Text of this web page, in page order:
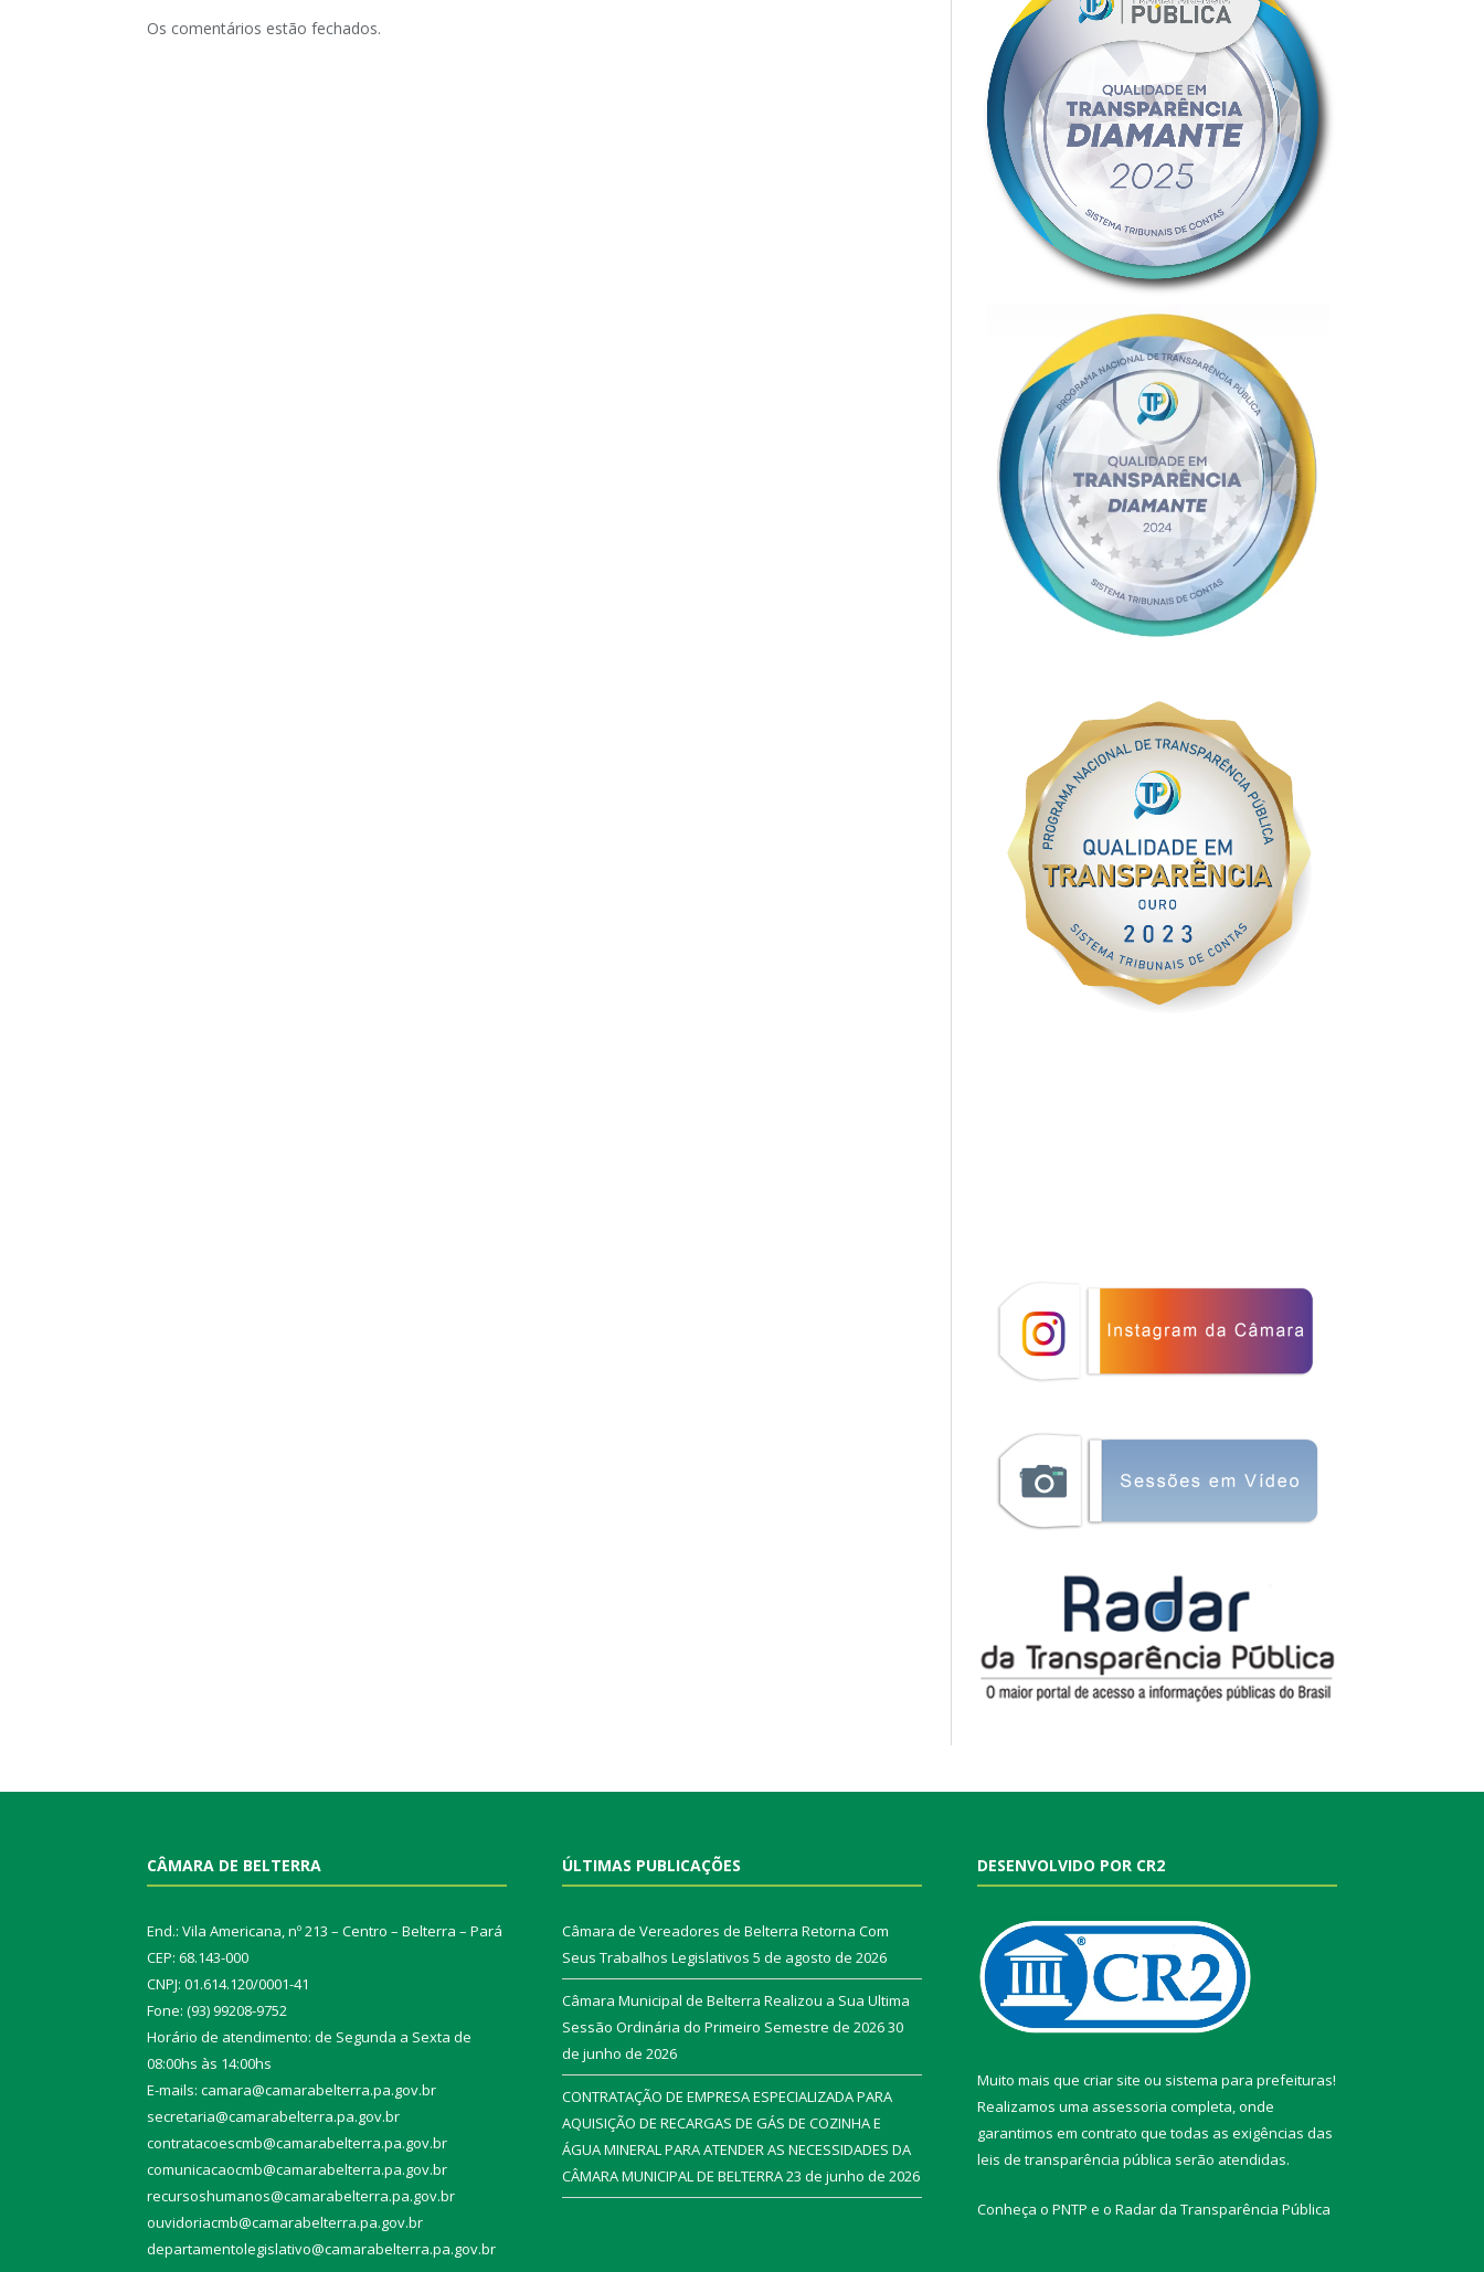
Os comentários estão fechados.
CÂMARA DE BELTERRA
End.: Vila Americana, nº 213 – Centro – Belterra – Pará
CEP: 68.143-000
CNPJ: 01.614.120/0001-41
Fone: (93) 99208-9752
Horário de atendimento: de Segunda a Sexta de
08:00hs às 14:00hs
E-mails: camara@camarabelterra.pa.gov.br
secretaria@camarabelterra.pa.gov.br
contratacoescmb@camarabelterra.pa.gov.br
comunicacaocmb@camarabelterra.pa.gov.br
recursoshumanos@camarabelterra.pa.gov.br
ouvidoriacmb@camarabelterra.pa.gov.br
departamentolegislativo@camarabelterra.pa.gov.br
ÚLTIMAS PUBLICAÇÕES
Câmara de Vereadores de Belterra Retorna Com
Seus Trabalhos Legislativos 5 de agosto de 2026
Câmara Municipal de Belterra Realizou a Sua Ultima
Sessão Ordinária do Primeiro Semestre de 202630
de junho de 2026
CONTRATAÇÃO DE EMPRESA ESPECIALIZADA PARA
AQUISIÇÃO DE RECARGAS DE GÁS DE COZINHA E
ÁGUA MINERAL PARA ATENDER AS NECESSIDADES DA
CÂMARA MUNICIPAL DE BELTERRA23 de junho de 2026
DESENVOLVIDO POR CR2
Muito mais que criar site ou sistema para prefeituras!
Realizamos uma assessoria completa, onde
garantimos em contrato que todas as exigências das
leis de transparência pública serão atendidas.
Conheça o PNTP e o Radar da Transparência Pública